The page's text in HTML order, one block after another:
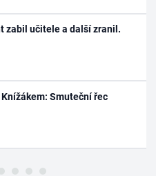
zabil učitele a další zranil.
Smuteční řec